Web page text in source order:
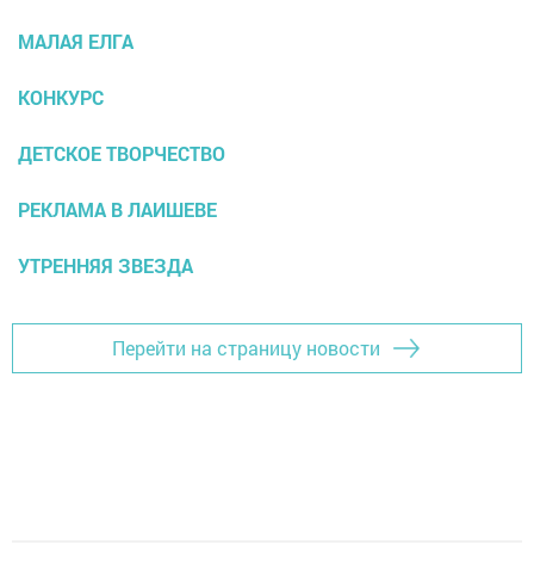
МАЛАЯ ЕЛГА
КОНКУРС
ДЕТСКОЕ ТВОРЧЕСТВО
РЕКЛАМА В ЛАИШЕВЕ
УТРЕННЯЯ ЗВЕЗДА
Перейти на страницу новости